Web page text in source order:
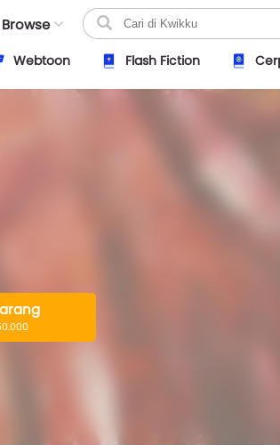
Browse
Webtoon Flash Fiction